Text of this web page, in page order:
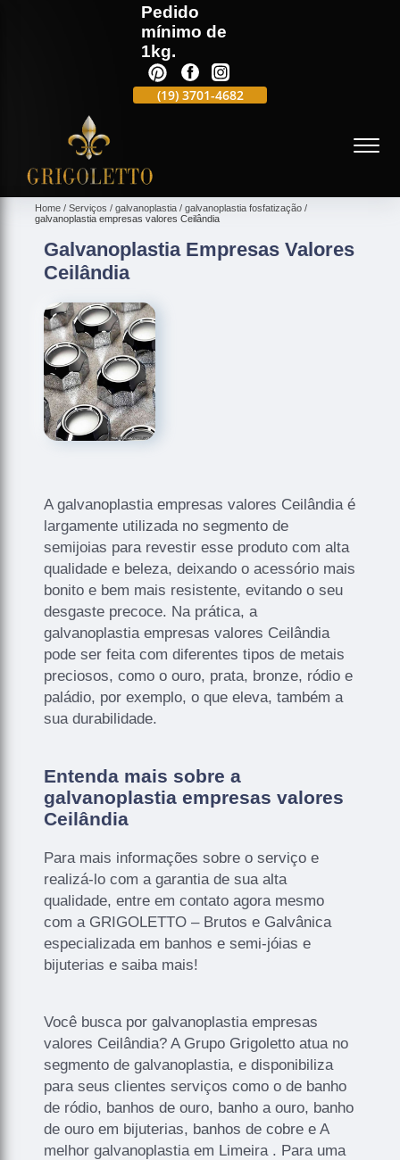
Pedido
mínimo de
1kg.
(19) 3701-4682 (19)
Home Serviços galvanoplastia
galvanoplastia fosfatização
galvanoplastia empresas valores Ceilândia
Galvanoplastia Empresas Valores
Ceilândia
A galvanoplastia empresas valores Ceilândia é
largamente utilizada no segmento de
semijoias para revestir esse produto com alta
qualidade e beleza, deixando o acessório mais
bonito e bem mais resistente, evitando o seu
desgaste precoce. Na prática, a
galvanoplastia empresas valores Ceilândia
pode ser feita com diferentes tipos de metais
preciosos, como o ouro, prata, bronze, ródio e
paládio, por exemplo, o que eleva, também a
sua durabilidade.
Entenda mais sobre a
galvanoplastia empresas valores
Ceilândia
Para mais informações sobre o serviço e
realizá-lo com a garantia de sua alta
qualidade, entre em contato agora mesmo
com a GRIGOLETTO – Brutos e Galvânica
especializada em banhos e semi-jóias e
bijuterias e saiba mais!
Você busca por galvanoplastia empresas
valores Ceilândia? A Grupo Grigoletto atua no
segmento de galvanoplastia, e disponibiliza
para seus clientes serviços como o de banho
de ródio, banhos de ouro, banho a ouro, banho
de ouro em bijuterias, banhos de cobre e A
melhor galvanoplastia em Limeira . Para uma